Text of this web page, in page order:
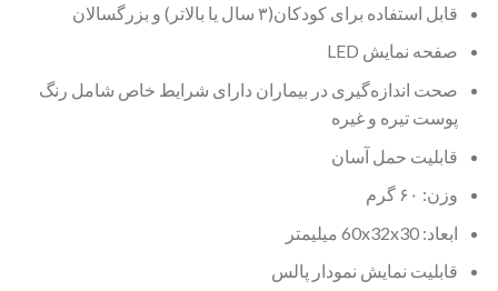
قابل استفاده برای کودکان(۳ سال یا بالاتر) و بزرگسالان
صفحه نمایش LED
صحت اندازه‌گیری در بیماران دارای شرایط خاص شامل رنگ
پوست تیره و غیره
قابلیت حمل آسان
وزن: ۶۰ گرم
ابعاد: 60x32x30 میلیمتر
قابلیت نمایش نمودار پالس